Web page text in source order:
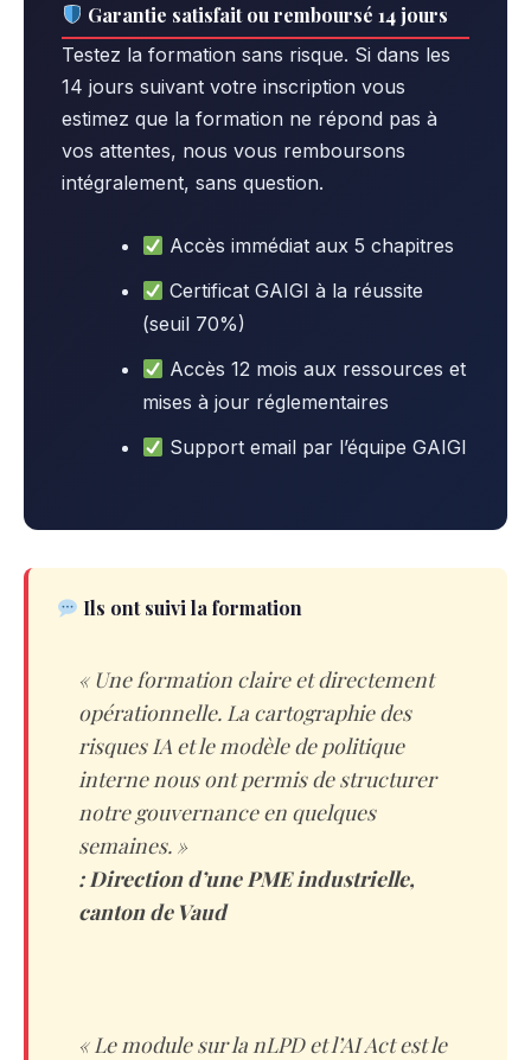
Garantie satisfait ou remboursé 14 jours
Testez la formation sans risque. Si dans les
14 jours suivant votre inscription vous
estimez que la formation ne répond pas à
vos attentes, nous vous remboursons
intégralement, sans question.
Accès immédiat aux 5 chapitres
Certificat GAIGI à la réussite
(seuil 70%)
Accès 12 mois aux ressources et
mises à jour réglementaires
Support email par l’équipe GAIGI
Ils ont suivi la formation
« Une formation claire et directement
opérationnelle. La cartographie des
risques IA et le modèle de politique
interne nous ont permis de structurer
notre gouvernance en quelques
semaines. »
: Direction d’une PME industrielle,
canton de Vaud
« Le module sur la nLPD et l’AI Act est le